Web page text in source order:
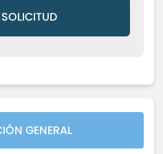
GENERAL